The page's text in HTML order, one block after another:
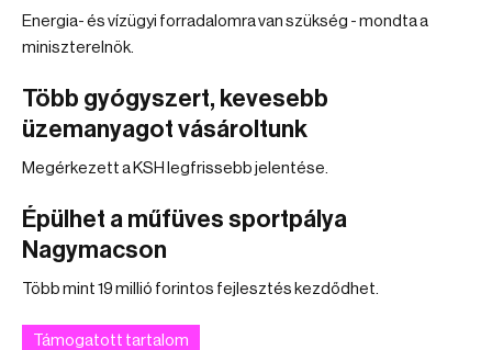
Energia- és vízügyi forradalomra van szükség - mondta a
miniszterelnök.
Több gyógyszert, kevesebb
üzemanyagot vásároltunk
Megérkezett a KSH legfrissebb jelentése.
Épülhet a műfüves sportpálya
Nagymacson
Több mint 19 millió forintos fejlesztés kezdődhet.
Támogatott tartalom